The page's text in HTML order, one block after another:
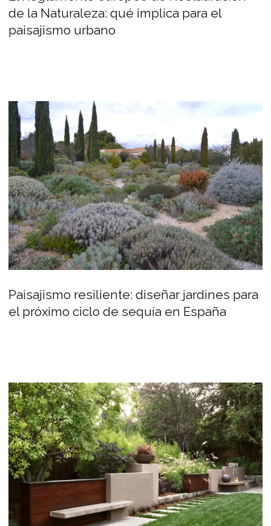
de la Naturaleza: qué implica para el
paisajismo urbano
Paisajismo resiliente: diseñar jardines para
el próximo ciclo de sequía en España